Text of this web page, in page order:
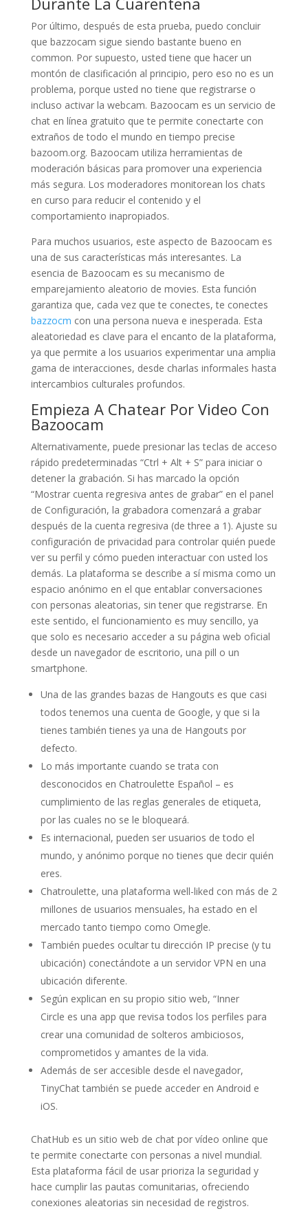
Por último, después de esta prueba, puedo concluir
que bazzocam sigue siendo bastante bueno en
common. Por supuesto, usted tiene que hacer un
montón de clasificación al principio, pero eso no es un
problema, porque usted no tiene que registrarse o
incluso activar la webcam. Bazoocam es un servicio de
chat en línea gratuito que te permite conectarte con
extraños de todo el mundo en tiempo precise
bazoom.org. Bazoocam utiliza herramientas de
moderación básicas para promover una experiencia
más segura. Los moderadores monitorean los chats
en curso para reducir el contenido y el
comportamiento inapropiados.
Para muchos usuarios, este aspecto de Bazoocam es
una de sus características más interesantes. La
esencia de Bazoocam es su mecanismo de
emparejamiento aleatorio de movies. Esta función
garantiza que, cada vez que te conectes, te conectes
bazzocm con una persona nueva e inesperada. Esta
aleatoriedad es clave para el encanto de la plataforma,
ya que permite a los usuarios experimentar una amplia
gama de interacciones, desde charlas informales hasta
intercambios culturales profundos.
Empieza A Chatear Por Video Con
Bazoocam
Alternativamente, puede presionar las teclas de acceso
rápido predeterminadas “Ctrl + Alt + S” para iniciar o
detener la grabación. Si has marcado la opción
“Mostrar cuenta regresiva antes de grabar” en el panel
de Configuración, la grabadora comenzará a grabar
después de la cuenta regresiva (de three a 1). Ajuste su
configuración de privacidad para controlar quién puede
ver su perfil y cómo pueden interactuar con usted los
demás. La plataforma se describe a sí misma como un
espacio anónimo en el que entablar conversaciones
con personas aleatorias, sin tener que registrarse. En
este sentido, el funcionamiento es muy sencillo, ya
que solo es necesario acceder a su página web oficial
desde un navegador de escritorio, una pill o un
smartphone.
Una de las grandes bazas de Hangouts es que casi
todos tenemos una cuenta de Google, y que si la
tienes también tienes ya una de Hangouts por
defecto.
Lo más importante cuando se trata con
desconocidos en Chatroulette Español – es
cumplimiento de las reglas generales de etiqueta,
por las cuales no se le bloqueará.
Es internacional, pueden ser usuarios de todo el
mundo, y anónimo porque no tienes que decir quién
eres.
Chatroulette, una plataforma well-liked con más de 2
millones de usuarios mensuales, ha estado en el
mercado tanto tiempo como Omegle.
También puedes ocultar tu dirección IP precise (y tu
ubicación) conectándote a un servidor VPN en una
ubicación diferente.
Según explican en su propio sitio web, “Inner
Circle es una app que revisa todos los perfiles para
crear una comunidad de solteros ambiciosos,
comprometidos y amantes de la vida.
Además de ser accesible desde el navegador,
TinyChat también se puede acceder en Android e
iOS.
ChatHub es un sitio web de chat por vídeo online que
te permite conectarte con personas a nivel mundial.
Esta plataforma fácil de usar prioriza la seguridad y
hace cumplir las pautas comunitarias, ofreciendo
conexiones aleatorias sin necesidad de registros.